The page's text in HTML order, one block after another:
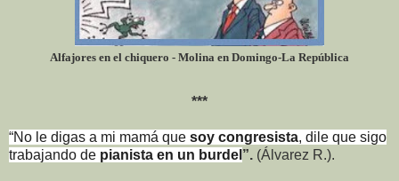
Alfajores en el chiquero - Molina en Domingo-La República
***
“No le digas a mi mamá que soy congresista, dile que sigo
trabajando de pianista en un burdel ”. (Álvarez R.).